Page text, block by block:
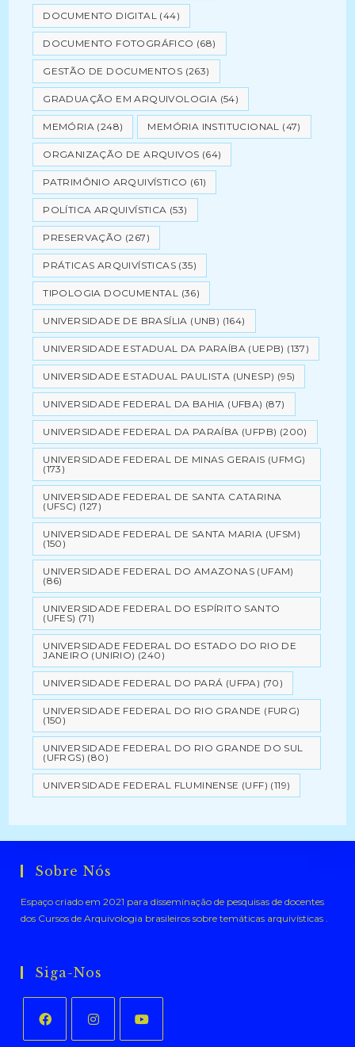
DOCUMENTO DIGITAL (44)
DOCUMENTO FOTOGRÁFICO (68)
GESTÃO DE DOCUMENTOS (263)
GRADUAÇÃO EM ARQUIVOLOGIA (54)
MEMÓRIA (248) MEMÓRIA INSTITUCIONAL (47)
ORGANIZAÇÃO DE ARQUIVOS (64)
PATRIMÔNIO ARQUIVÍSTICO (61)
POLÍTICA ARQUIVÍSTICA (53)
PRESERVAÇÃO (267)
PRÁTICAS ARQUIVÍSTICAS (35)
TIPOLOGIA DOCUMENTAL (36)
UNIVERSIDADE DE BRASÍLIA (UNB) (164)
UNIVERSIDADE ESTADUAL DA PARAÍBA (UEPB) (137)
UNIVERSIDADE ESTADUAL PAULISTA (UNESP) (95)
UNIVERSIDADE FEDERAL DA BAHIA (UFBA) (87)
UNIVERSIDADE FEDERAL DA PARAÍBA (UFPB) (200)
UNIVERSIDADE FEDERAL DE MINAS GERAIS (UFMG)
(173)
UNIVERSIDADE FEDERAL DE SANTA CATARINA
(UFSC) (127)
UNIVERSIDADE FEDERAL DE SANTA MARIA (UFSM)
(150)
UNIVERSIDADE FEDERAL DO AMAZONAS (UFAM)
(86)
UNIVERSIDADE FEDERAL DO ESPÍRITO SANTO
(UFES) (71)
UNIVERSIDADE FEDERAL DO ESTADO DO RIO DE
JANEIRO (UNIRIO) (240)
UNIVERSIDADE FEDERAL DO PARÁ (UFPA) (70)
UNIVERSIDADE FEDERAL DO RIO GRANDE (FURG)
(150)
UNIVERSIDADE FEDERAL DO RIO GRANDE DO SUL
(UFRGS) (80)
UNIVERSIDADE FEDERAL FLUMINENSE (UFF) (119)
Sobre Nós
Espaço criado em 2021 para disseminação de pesquisas de docentes
dos Cursos de Arquivologia brasileiros sobre temáticas arquivísticas .
Siga-Nos